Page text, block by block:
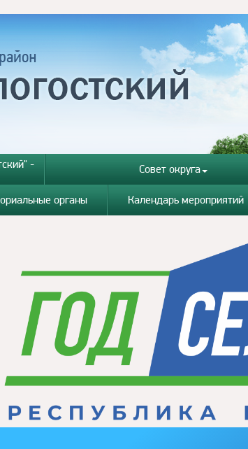
- Совет округа
органы Календарь мероприятий